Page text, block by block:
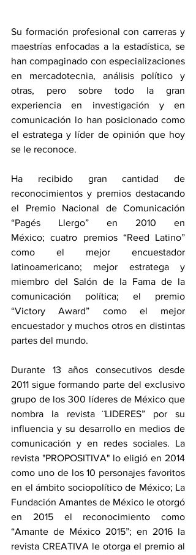
Su formación profesional con carreras y
maestrías enfocadas a la estadística, se
han compaginado con especializaciones
en mercadotecnia, análisis político y
otras, pero sobre todo la gran
experiencia en investigación y en
comunicación lo han posicionado como
el estratega y líder de opinión que hoy
se le reconoce.
Ha recibido gran cantidad de
reconocimientos y premios destacando
el Premio Nacional de Comunicación
“Pagés Llergo” en 2010 en
México; cuatro premios “Reed Latino”
como el mejor encuestador
latinoamericano; mejor estratega y
miembro del Salón de la Fama de la
comunicación política; el premio
“Victory Award” como el mejor
encuestador y muchos otros en distintas
partes del mundo.
Durante 13 años consecutivos desde
2011 sigue formando parte del exclusivo
grupo de los 300 líderes de México que
nombra la revista ¨LIDERES” por su
influencia y su desarrollo en medios de
comunicación y en redes sociales. La
revista "PROPOSITIVA" lo eligió en 2014
como uno de los 10 personajes favoritos
en el ámbito sociopolítico de México; La
Fundación Amantes de México le otorgó
en 2015 el reconocimiento como
“Amante de México 2015”; en 2016 la
revista CREATIVA le otorga el premio al